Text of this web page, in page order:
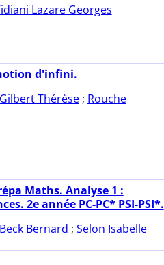
Lazare Georges
d'infini.
Gilbert Thérèse; Rouche
Maths. Analyse 1 :
2e année PC-PC* PSI-PSI*.
Beck Bernard ; Selon Isabelle